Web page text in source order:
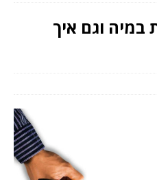
במיה וגם איך